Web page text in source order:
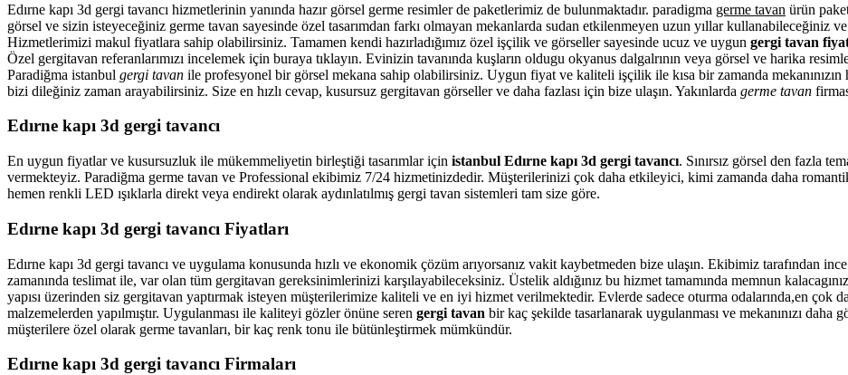
Edırne kapı 3d gergi tavancı hizmetlerinin yanında hazır görsel germe resimler de paketlerimiz de bulunmaktadır. paradigma germe tavan ürün
görsel ve sizin isteyeceğiniz germe tavan sayesinde özel tasarımdan farkı olmayan mekanlarda sudan etkilenmeyen uzun yıllar kullanabileceğiniz
Hizmetlerimizi makul fiyatlara sahip olabilirsiniz. Tamamen kendi hazırladığımız özel işçilik ve görseller sayesinde ucuz ve uygun gergi tavan
Özel gergitavan referanlarımızı incelemek için buraya tıklayın. Evinizin tavanında kuşların oldugu okyanus dalgalrının veya görsel ve harika
Paradiğma istanbul gergi tavan ile profesyonel bir görsel mekana sahip olabilirsiniz. Uygun fiyat ve kaliteli işçilik ile kısa bir zamanda mekanınızın
bizi dileğiniz zaman arayabilirsiniz. Size en hızlı cevap, kusursuz gergitavan görseller ve daha fazlası için bize ulaşın. Yakınlarda germe tavan
Edırne kapı 3d gergi tavancı
En uygun fiyatlar ve kusursuzluk ile mükemmeliyetin birleştiği tasarımlar için istanbul Edırne kapı 3d gergi tavancı. Sınırsız görsel den fazla
vermekteyiz. Paradiğma germe tavan ve Professional ekibimiz 7/24 hizmetinizdedir. Müşterilerinizi çok daha etkileyici, kimi zamanda daha
hemen renkli LED ışıklarla direkt veya endirekt olarak aydınlatılmış gergi tavan sistemleri tam size göre.
Edırne kapı 3d gergi tavancı Fiyatları
Edırne kapı 3d gergi tavancı ve uygulama konusunda hızlı ve ekonomik çözüm arıyorsanız vakit kaybetmeden bize ulaşın. Ekibimiz tarafından
zamanında teslimat ile, var olan tüm gergitavan gereksinimlerinizi karşılayabileceksiniz. Üstelik aldığınız bu hizmet tamamında memnun
yapısı üzerinden siz gergitavan yaptırmak isteyen müşterilerimize kaliteli ve en iyi hizmet verilmektedir. Evlerde sadece oturma odalarında,en çok
malzemelerden yapılmıştır. Uygulanması ile kaliteyi gözler önüne seren gergi tavan bir kaç şekilde tasarlanarak uygulanması ve mekanınızı
müşterilere özel olarak germe tavanları, bir kaç renk tonu ile bütünleştirmek mümkündür.
Edırne kapı 3d gergi tavancı Firmaları